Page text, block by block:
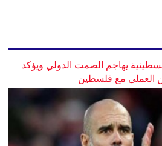
يهاجم الصمت الدولي ويؤكد
العملي مع فلسطين